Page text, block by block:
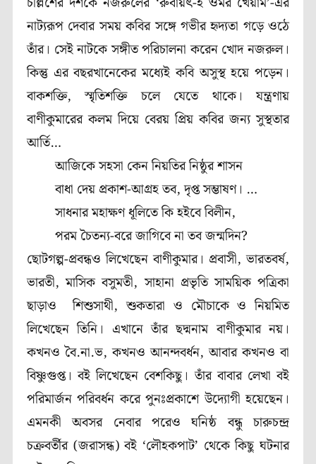
নাট্যরূপ দেবার সময় কবির সঙ্গে গভীর হৃদ্যতা গড়ে ওঠে
তাঁর। সেই নাটকে সঙ্গীত পরিচালনা করেন খোদ নজরুল।
কিন্তু এর বছরখানেকের মধ্যেই কবি অসুস্থ হয়ে পড়েন।
বাকশক্তি, স্মৃতিশক্তি চলে যেতে থাকে। যন্ত্রণায়
বাণীকুমারের কলম দিয়ে বেরয় প্রিয় কবির জন্য সুস্থতার
আর্তি…
আজিকে সহসা কেন নিয়তির নিষ্ঠুর শাসন
বাধা দেয় প্রকাশ-আগ্রহ তব, দৃপ্ত সম্ভাষণ। …
সাধনার মহাক্ষণ ধূলিতে কি হইবে বিলীন,
পরম চৈতন্য-বরে জাগিবে না তব জন্মদিন?
ছোটগল্প-প্রবন্ধও লিখেছেন বাণীকুমার। প্রবাসী, ভারতবর্ষ,
ভারতী, মাসিক বসুমতী, সাহানা প্রভৃতি সাময়িক পত্রিকা
ছাড়াও শিশুসাথী, শুকতারা ও মৌচাকে ও নিয়মিত
লিখেছেন তিনি। এখানে তাঁর ছদ্মনাম বাণীকুমার নয়।
কখনও বৈ.না.ভ, কখনও আনন্দবর্ধন, আবার কখনও বা
বিষ্ণুগুপ্ত। বই লিখেছেন বেশকিছু। তাঁর বাবার লেখা বই
পরিমার্জন পরিবর্ধন করে পুনঃপ্রকাশে উদ্যোগী হয়েছেন।
এমনকী অবসর নেবার পরেও ঘনিষ্ঠ বন্ধু চারুচন্দ্র
চক্রবর্তীর (জরাসন্ধ) বই ‘লৌহকপাট’ থেকে কিছু ঘটনার